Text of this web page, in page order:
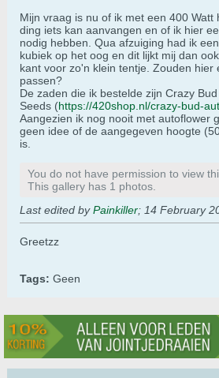
Mijn vraag is nu of ik met een 400 Watt
ding iets kan aanvangen en of ik hier
nodig hebben. Qua afzuiging had ik
kubiek op het oog en dit lijkt mij dan
kant voor zo'n klein tentje. Zouden hier
passen?
De zaden die ik bestelde zijn Crazy
Seeds (https://420shop.nl/crazy-bud-
Aangezien ik nog nooit met autoflower
geen idee of de aangegeven hoogte
is.
You do not have permission to view
This gallery has 1 photos.
Last edited byPainkiller; 14 February
Greetzz
Tags: Geen